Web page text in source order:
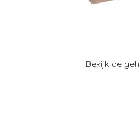
Bekijk de